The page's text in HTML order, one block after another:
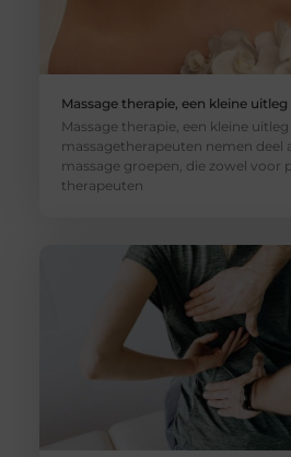
Massage therapie, een kleine uitleg
Massage therapie, een kleine
massagetherapeuten nemen deel
massage groepen, die zowel voor
therapeuten